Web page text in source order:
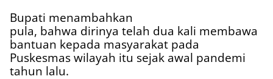
Bupati menambahkan
pula, bahwa dirinya telah dua kali membawa
bantuan kepada masyarakat pada
Puskesmas wilayah itu sejak awal pandemi
tahun lalu.